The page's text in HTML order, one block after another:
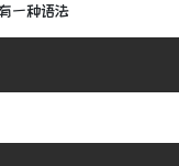
一种语法